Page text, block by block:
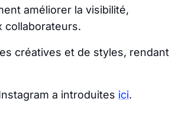
améliorer la visibilité,
collaborateurs.
créatives et de styles, rendant
a introduites ici.